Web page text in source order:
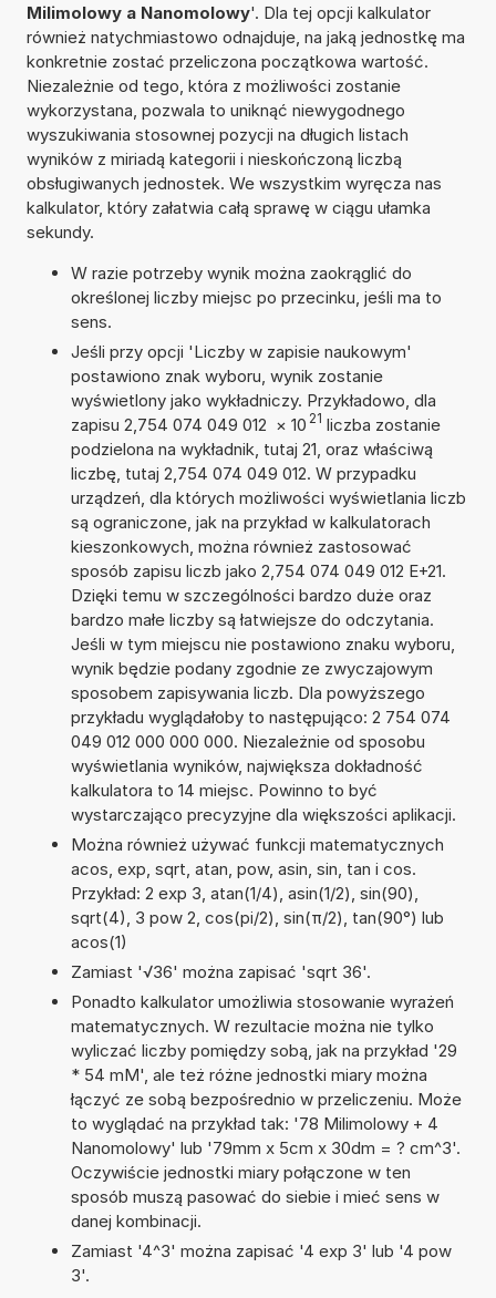
Milimolowy a Nanomolowy'. Dla tej opcji kalkulator
również natychmiastowo odnajduje, na jaką jednostkę ma
konkretnie zostać przeliczona początkowa wartość.
Niezależnie od tego, która z możliwości zostanie
wykorzystana, pozwala to uniknąć niewygodnego
wyszukiwania stosownej pozycji na długich listach
wyników z miriadą kategorii i nieskończoną liczbą
obsługiwanych jednostek. We wszystkim wyręcza nas
kalkulator, który załatwia całą sprawę w ciągu ułamka
sekundy.
W razie potrzeby wynik można zaokrąglić do
określonej liczby miejsc po przecinku, jeśli ma to
sens.
Jeśli przy opcji 'Liczby w zapisie naukowym'
postawiono znak wyboru, wynik zostanie
wyświetlony jako wykładniczy. Przykładowo, dla
zapisu 2,754 074 049 012 × 10 21 liczba zostanie
podzielona na wykładnik, tutaj 21, oraz właściwą
liczbę, tutaj 2,754 074 049 012. W przypadku
urządzeń, dla których możliwości wyświetlania liczb
są ograniczone, jak na przykład w kalkulatorach
kieszonkowych, można również zastosować
sposób zapisu liczb jako 2,754 074 049 012 E+21.
Dzięki temu w szczególności bardzo duże oraz
bardzo małe liczby są łatwiejsze do odczytania.
Jeśli w tym miejscu nie postawiono znaku wyboru,
wynik będzie podany zgodnie ze zwyczajowym
sposobem zapisywania liczb. Dla powyższego
przykładu wyglądałoby to następująco: 2 754 074
049 012 000 000 000. Niezależnie od sposobu
wyświetlania wyników, największa dokładność
kalkulatora to 14 miejsc. Powinno to być
wystarczająco precyzyjne dla większości aplikacji.
Można również używać funkcji matematycznych
acos, exp, sqrt, atan, pow, asin, sin, tan i cos.
Przykład: 2 exp 3, atan(1/4), asin(1/2), sin(90),
sqrt(4), 3 pow 2, cos(pi/2), sin(π/2), tan(90°) lub
acos(1)
Zamiast '√36' można zapisać 'sqrt 36'.
Ponadto kalkulator umożliwia stosowanie wyrażeń
matematycznych. W rezultacie można nie tylko
wyliczać liczby pomiędzy sobą, jak na przykład '29
* 54 mM', ale też różne jednostki miary można
łączyć ze sobą bezpośrednio w przeliczeniu. Może
to wyglądać na przykład tak: '78 Milimolowy + 4
Nanomolowy' lub '79mm x 5cm x 30dm = ? cm^3'.
Oczywiście jednostki miary połączone w ten
sposób muszą pasować do siebie i mieć sens w
danej kombinacji.
Zamiast '4^3' można zapisać '4 exp 3' lub '4 pow
3'.